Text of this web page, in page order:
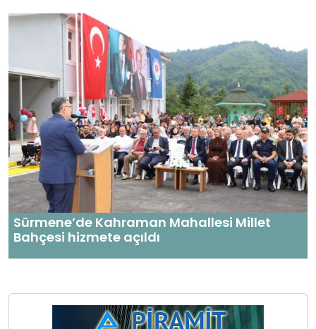
Sürmene’de Kahraman Mahallesi Millet
Bahçesi hizmete açıldı